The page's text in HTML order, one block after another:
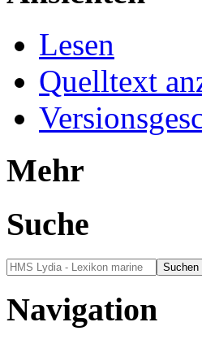
Lesen
Quelltext
Mehr
Suche
Navigation